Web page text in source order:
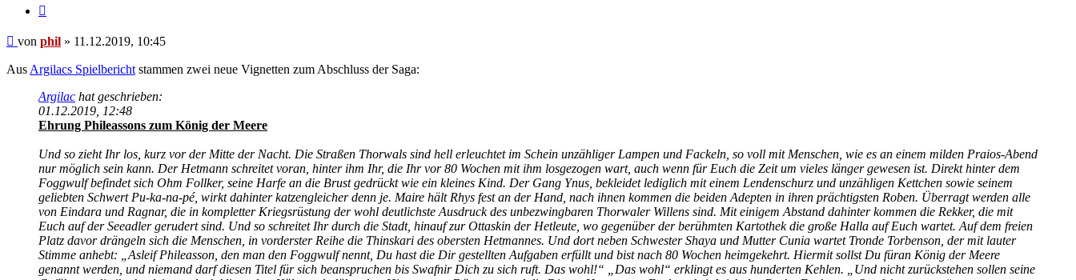
Beitrag
von phil » 11.12.2019, 10:45
Aus Argilacs Spielbericht stammen zwei neue Vignetten zum Abschluss der Saga:
Argilac hat geschrieben:
01.12.2019, 12:48
Ehrung Phileassons zum König der Meere
Und so zieht Ihr los, kurz vor der Mitte der Nacht. Die Straßen Thorwals sind hell erleuchtet im Schein unzähliger Lampen und Fackeln, so voll mit Menschen, wie es an einem milden Praios-Abend
nur möglich sein kann. Der Hetmann schreitet voran, hinter ihm Ihr, die Ihr vor 80 Wochen mit ihm losgezogen wart, auch wenn für Euch die Zeit um vieles länger gewesen ist. Direkt hinter dem
Foggwulf befindet sich Ohm Follker, seine Harfe an die Brust gedrückt wie ein kleines Kind. Der Gang Ynus, bekleidet lediglich mit einem Lendenschurz und unzähligen Kettchen sowie seinem
geliebten Schwert Pu-ka-na-pé, wirkt dahinter katzengleicher denn je. Maire hält Rhys fest an der Hand, nach ihnen kommen die beiden Adepten in ihren prächtigsten Roben. Überragt werden alle
von Eindara und Ragnar, die in kompletter Kriegsrüstung der wohl deutlichste Ausdruck des unbezwingbaren Thorwaler Willens sind. Mit einigem Abstand dahinter kommen die Rekker, die mit
Euch auf der Seeadler gerudert sind. Und so schreitet Ihr durch die Stadt, hinauf zur Ottaskin der Hetleute, wo gegenüber der berühmten Kartothek die große Halla auf Euch wartet. Auf dem freien
Platz davor drängeln sich die Menschen, in vorderster Reihe die Thinskari des obersten Hetmannes. Und dort neben Schwester Shaya und Mutter Cunia wartet Tronde Torbenson, der mit lauter
Stimme anhebt: „Asleif Phileasson, den man den Foggwulf nennt, Du hast die Dir gestellten Aufgaben erfüllt und bist nach 80 Wochen heimgekehrt. Hiermit sollst Du füran König der Meere
genannt werden, und niemand darf diesen Titel für sich beanspruchen bis Swafnir Dich zu sich ruft. Das wohl!“ „Das wohl“ erklingt es aus hunderten Kehlen. „Und nicht zurückstehen sollen seine